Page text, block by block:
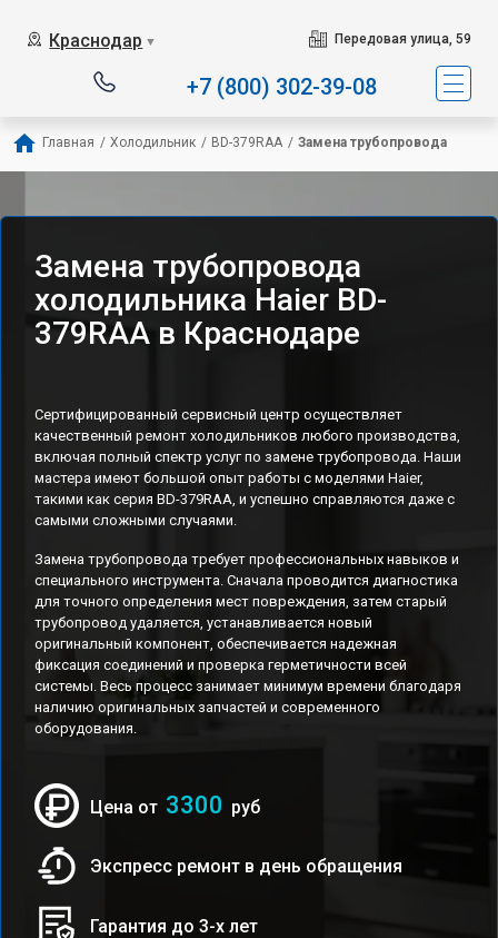
Краснодар ▼ Передовая улица, 59
+7 (800) 302-39-08
Главная / Холодильник / BD-379RAA / Замена трубопровода
Замена трубопровода
холодильника Haier BD-
379RAA в Краснодаре
Сертифицированный сервисный центр осуществляет
качественный ремонт холодильников любого производства,
включая полный спектр услуг по замене трубопровода. Наши
мастера имеют большой опыт работы с моделями Haier,
такими как серия BD-379RAA, и успешно справляются даже с
самыми сложными случаями.
Замена трубопровода требует профессиональных навыков и
специального инструмента. Сначала проводится диагностика
для точного определения мест повреждения, затем старый
трубопровод удаляется, устанавливается новый
оригинальный компонент, обеспечивается надежная
фиксация соединений и проверка герметичности всей
системы. Весь процесс занимает минимум времени благодаря
наличию оригинальных запчастей и современного
оборудования.
Цена от 3300 руб
Экспресс ремонт в день обращения
Гарантия до 3-х лет